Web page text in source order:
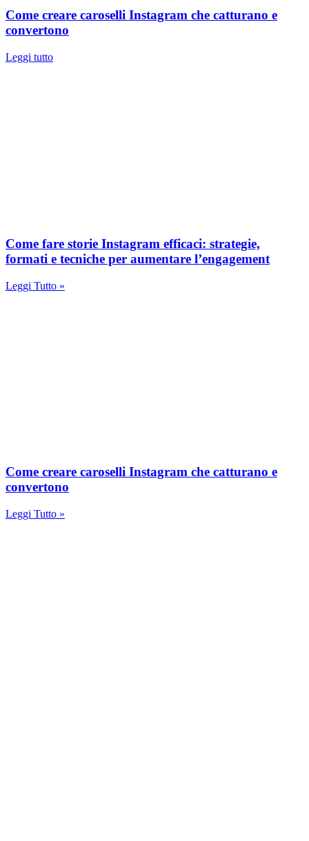
Come creare caroselli Instagram che catturano e
convertono
Leggi tutto
Come fare storie Instagram efficaci: strategie,
formati e tecniche per aumentare l’engagement
Leggi Tutto »
Come creare caroselli Instagram che catturano e
convertono
Leggi Tutto »